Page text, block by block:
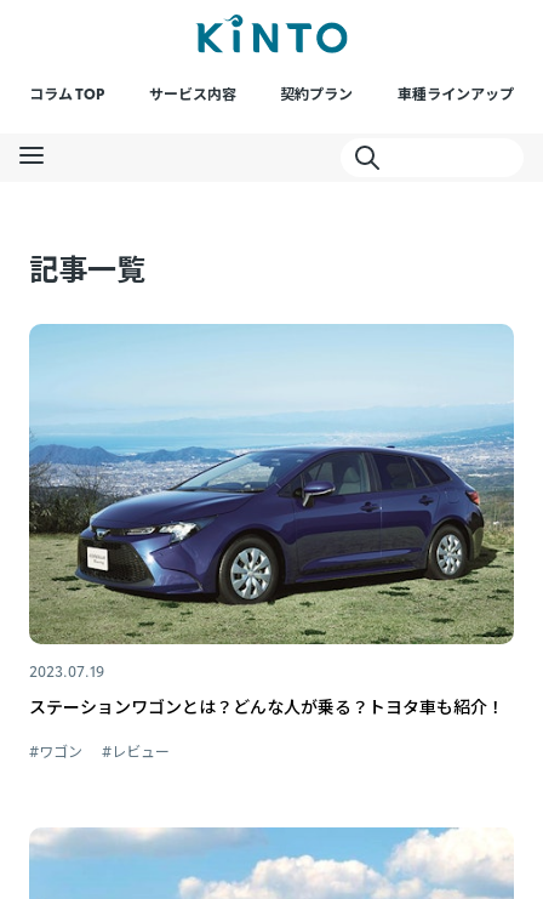
コラム TOP サービス内容 契約プラン 車種ラインアップ
記事一覧
2023.07.19
ステーションワゴンとは？どんな人が乗る？トヨタ車も紹介！
#ワゴン #レビュー